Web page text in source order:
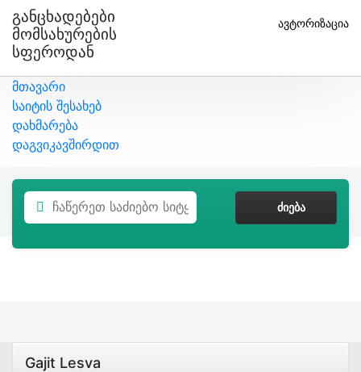
Განცხადებები
Მომსახურების
Სფეროდან
ავტორიზაცია
მთავარი
საიტის შესახებ
დახმარება
დაგვიკავშირდით
ᲫᲘᲔᲑᲐ
Gajit Lesva